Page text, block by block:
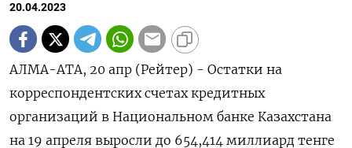
20.04.2023
АЛМА-АТА, 20 апр (Рейтер) - Остатки на
корреспондентских счетах кредитных
организаций в Национальном банке Казахстана
на 19 апреля выросли до 654,414 миллиард тенге